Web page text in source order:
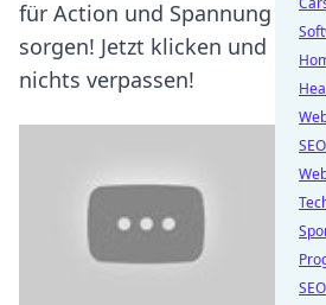
für Action und Spannung
sorgen! Jetzt klicken und
nichts verpassen!
SEO